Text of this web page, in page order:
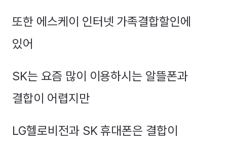
또한 에스케이 인터넷 가족결합할인에
있어
SK는 요즘 많이 이용하시는 알뜰폰과
결합이 어렵지만
LG헬로비전과 SK 휴대폰은 결합이